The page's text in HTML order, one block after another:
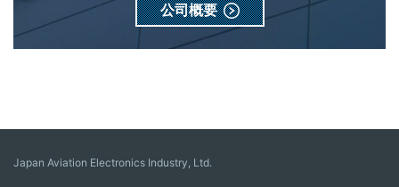
公司概要
Japan Aviation Electronics Industry, Ltd.